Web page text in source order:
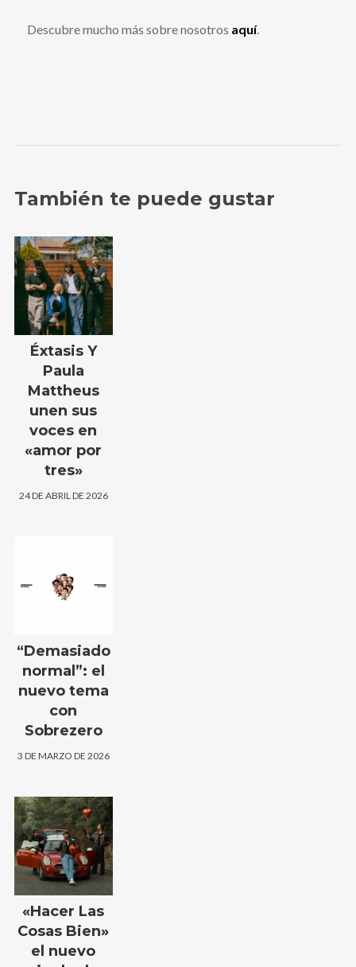
Descubre mucho más sobre nosotros aquí.
También te puede gustar
Éxtasis Y
Paula
Mattheus
unen sus
voces en
«amor por
tres»
24 DE ABRIL DE 2026
“Demasiado
normal”: el
nuevo tema
con
Sobrezero
3 DE MARZO DE 2026
«Hacer Las
Cosas Bien»
el nuevo